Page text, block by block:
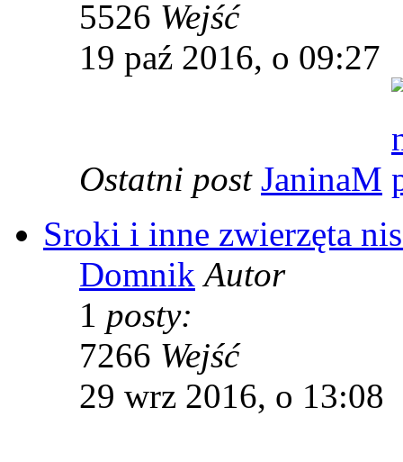
5526 Wejść
19 paź 2016, o 09:27
Ostatni post JaninaM
Sroki i inne zwierzęta
Domnik Autor
1 posty:
7266 Wejść
29 wrz 2016, o 13:08